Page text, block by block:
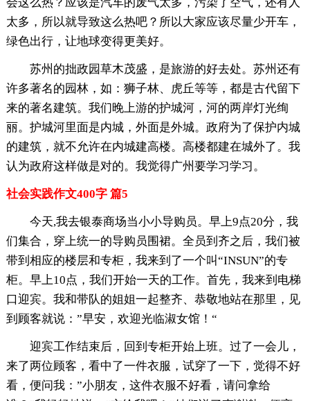
太多，所以就导致这么热吧？所以大家应该尽量少开车，
绿色出行，让地球变得更美好。
苏州的拙政园草木茂盛，是旅游的好去处。苏州还有
许多著名的园林，如：狮子林、虎丘等等，都是古代留下
来的著名建筑。我们晚上游的护城河，河的两岸灯光绚
丽。护城河里面是内城，外面是外城。政府为了保护内城
的建筑，就不允许在内城建高楼。高楼都建在城外了。我
认为政府这样做是对的。我觉得广州要学习学习。
社会实践作文400字 篇5
今天,我去银泰商场当小小导购员。早上9点20分，我
们集合，穿上统一的导购员围裙。全员到齐之后，我们被
带到相应的楼层和专柜，我来到了一个叫“INSUN”的专
柜。早上10点，我们开始一天的工作。首先，我来到电梯
口迎宾。我和带队的姐姐一起整齐、恭敬地站在那里，见
到顾客就说：”早安，欢迎光临淑女馆！“
迎宾工作结束后，回到专柜开始上班。过了一会儿，
来了两位顾客，看中了一件衣服，试穿了一下，觉得不好
看，便问我：”小朋友，这件衣服不好看，请问拿给